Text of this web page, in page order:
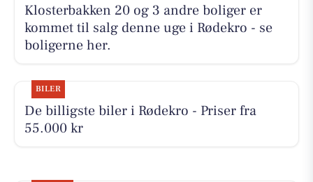
Klosterbakken 20 og 3 andre boliger er
kommet til salg denne uge i Rødekro - se
boligerne her.
BILER
De billigste biler i Rødekro - Priser fra
55.000 kr